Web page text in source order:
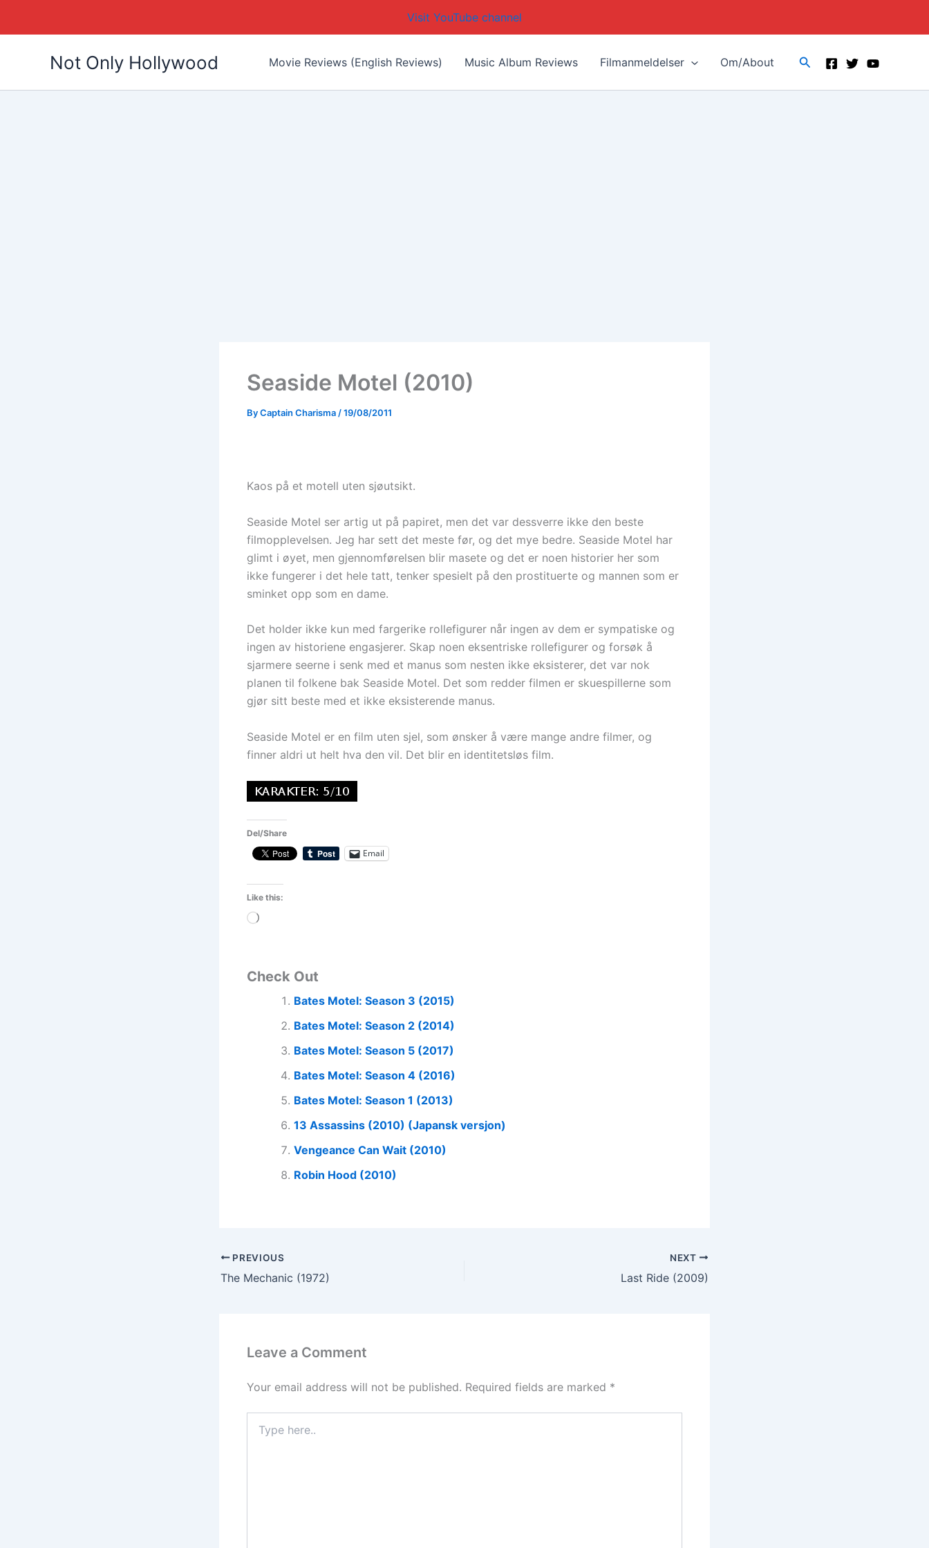
Visit YouTube channel
Not Only Hollywood Movie Reviews (English Reviews) Music Album Reviews Filmanmeldelser Om/About Search
Seaside Motel (2010)
ByCaptain Charisma/19/08/2011
Kaos på et motell uten sjøutsikt.
Seaside Motel ser artig ut på papiret, men det var dessverre ikke den beste
filmopplevelsen. Jeg har sett det meste før, og det mye bedre. Seaside Motel har
glimt i øyet, men gjennomførelsen blir masete og det er noen historier her som
ikke fungerer i det hele tatt, tenker spesielt på den prostituerte og mannen som er
sminket opp som en dame.
Det holder ikke kun med fargerike rollefigurer når ingen av dem er sympatiske og
ingen av historiene engasjerer. Skap noen eksentriske rollefigurer og forsøk å
sjarmere seerne i senk med et manus som nesten ikke eksisterer, det var nok
planen til folkene bak Seaside Motel. Det som redder filmen er skuespillerne som
gjør sitt beste med et ikke eksisterende manus.
Seaside Motel er en film uten sjel, som ønsker å være mange andre filmer, og
finner aldri ut helt hva den vil. Det blir en identitetsløs film.
Del/Share
Email
Like this:
Loading…
Check Out
Bates Motel: Season 3 (2015)
Bates Motel: Season 2 (2014)
Bates Motel: Season 5 (2017)
Bates Motel: Season 4 (2016)
Bates Motel: Season 1 (2013)
13 Assassins (2010) (Japansk versjon)
Vengeance Can Wait (2010)
Robin Hood (2010)
PREVIOUS
The Mechanic (1972)
NEXT
Last Ride (2009)
Leave a Comment
Your email address will not be published. Required fields are marked *
here..